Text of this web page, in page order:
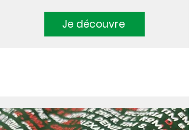
Je découvre